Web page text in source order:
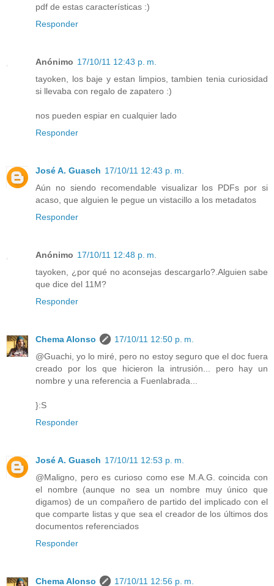
pdf de estas características :)
Responder
Anónimo 17/10/11 12:43 p. m.
tayoken, los baje y estan limpios, tambien tenia curiosidad
si llevaba con regalo de zapatero :)
nos pueden espiar en cualquier lado
Responder
José A. Guasch 17/10/11 12:43 p. m.
Aún no siendo recomendable visualizar los PDFs por si
acaso, que alguien le pegue un vistacillo a los metadatos
Responder
Anónimo 17/10/11 12:48 p. m.
tayoken, ¿por qué no aconsejas descargarlo?.Alguien sabe
que dice del 11M?
Responder
Chema Alonso
17/10/11 12:50 p. m.
@Guachi, yo lo miré, pero no estoy seguro que el doc fuera
creado por los que hicieron la intrusión... pero hay un
nombre y una referencia a Fuenlabrada...
}:S
Responder
José A. Guasch 17/10/11 12:53 p. m.
@Maligno, pero es curioso como ese M.A.G. coincida con
el nombre (aunque no sea un nombre muy único que
digamos) de un compañero de partido del implicado con el
que comparte listas y que sea el creador de los últimos dos
documentos referenciados
Responder
Chema Alonso 17/10/11 12:56 p. m.